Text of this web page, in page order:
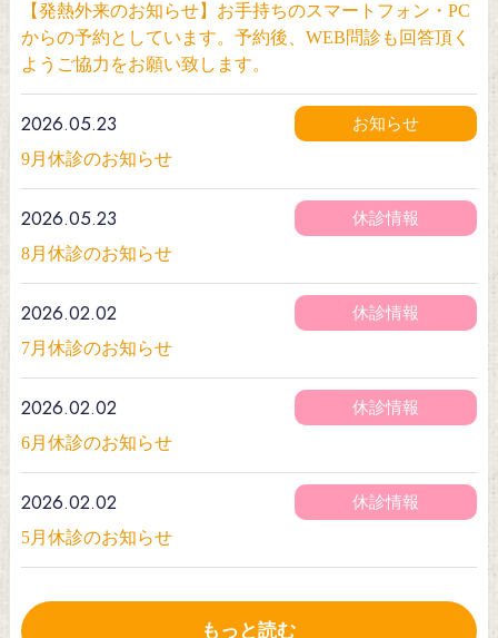
【発熱外来のお知らせ】お手持ちのスマートフォン・PC
からの予約としています。予約後、WEB問診も回答頂く
ようご協力をお願い致します。
2026.05.23 お知らせ
9月休診のお知らせ
2026.05.23 休診情報
8月休診のお知らせ
2026.02.02 休診情報
7月休診のお知らせ
2026.02.02 休診情報
6月休診のお知らせ
2026.02.02 休診情報
5月休診のお知らせ
もっと読む